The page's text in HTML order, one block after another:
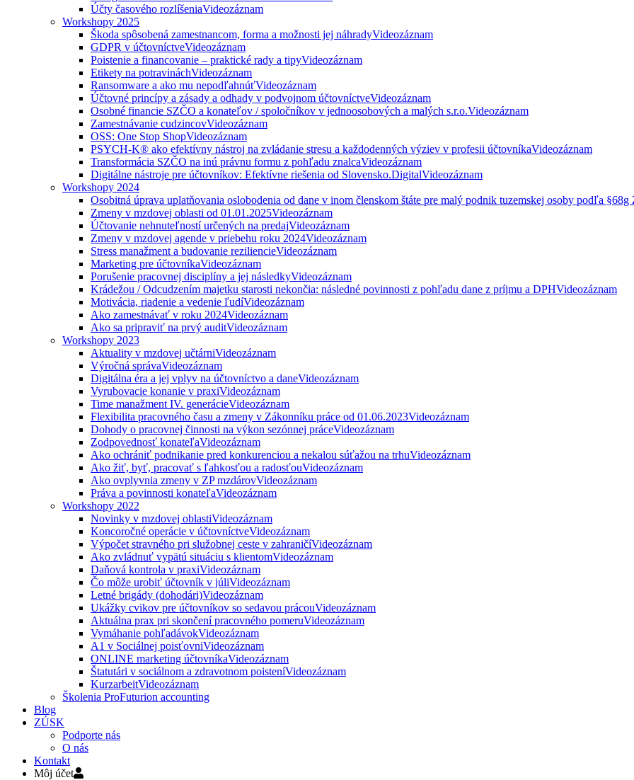
Účty časového rozlíšeniaVideozáznam
Workshopy 2025
Škoda spôsobená zamestnancom, forma a možnosti jej náhradyVideozáznam
GDPR v účtovníctveVideozáznam
Poistenie a financovanie – praktické rady a tipyVideozáznam
Etikety na potravináchVideozáznam
Ransomware a ako mu nepodľahnúťVideozáznam
Účtovné princípy a zásady a odhady v podvojnom účtovníctveVideozáznam
Osobné financie SZČO a konateľov / spoločníkov v jednoosobových a malých s.r.o.Videozáznam
Zamestnávanie cudzincovVideozáznam
OSS: One Stop ShopVideozáznam
PSYCH-K® ako efektívny nástroj na zvládanie stresu a každodenných výziev v profesii účtovníkaVideozáznam
Transformácia SZČO na inú právnu formu z pohľadu znalcaVideozáznam
Digitálne nástroje pre účtovníkov: Efektívne riešenia od Slovensko.DigitalVideozáznam
Workshopy 2024
Osobitná úprava uplatňovania oslobodenia od dane v inom členskom štáte pre malý podnik tuzemskej osoby podľa §68g
Zmeny v mzdovej oblasti od 01.01.2025Videozáznam
Účtovanie nehnuteľností určených na predajVideozáznam
Zmeny v mzdovej agende v priebehu roku 2024Videozáznam
Stress manažment a budovanie reziliencieVideozáznam
Marketing pre účtovníkaVideozáznam
Porušenie pracovnej disciplíny a jej následkyVideozáznam
Krádežou / Odcudzením majetku starosti nekončia: následné povinnosti z pohľadu dane z príjmu a DPHVideozáznam
Motivácia, riadenie a vedenie ľudíVideozáznam
Ako zamestnávať v roku 2024Videozáznam
Ako sa pripraviť na prvý auditVideozáznam
Workshopy 2023
Aktuality v mzdovej učtárniVideozáznam
Výročná správaVideozáznam
Digitálna éra a jej vplyv na účtovníctvo a daneVideozáznam
Vyrubovacie konanie v praxiVideozáznam
Time manažment IV. generácieVideozáznam
Flexibilita pracovného času a zmeny v Zákonníku práce od 01.06.2023Videozáznam
Dohody o pracovnej činnosti na výkon sezónnej práceVideozáznam
Zodpovednosť konateľaVideozáznam
Ako ochrániť podnikanie pred konkurenciou a nekalou súťažou na trhuVideozáznam
Ako žiť, byť, pracovať s ľahkosťou a radosťouVideozáznam
Ako ovplyvnia zmeny v ZP mzdárovVideozáznam
Práva a povinnosti konateľaVideozáznam
Workshopy 2022
Novinky v mzdovej oblastiVideozáznam
Koncoročné operácie v účtovníctveVideozáznam
Výpočet stravného pri služobnej ceste v zahraničíVideozáznam
Ako zvládnuť vypätú situáciu s klientomVideozáznam
Daňová kontrola v praxiVideozáznam
Čo môže urobiť účtovník v júliVideozáznam
Letné brigády (dohodári)Videozáznam
Ukážky cvikov pre účtovníkov so sedavou prácouVideozáznam
Aktuálna prax pri skončení pracovného pomeruVideozáznam
Vymáhanie pohľadávokVideozáznam
A1 v Sociálnej poisťovniVideozáznam
ONLINE marketing účtovníkaVideozáznam
Štatutári v sociálnom a zdravotnom poisteníVideozáznam
KurzarbeitVideozáznam
Školenia ProFuturion accounting
Blog
ZÚSK
Podporte nás
O nás
Kontakt
Môj účet